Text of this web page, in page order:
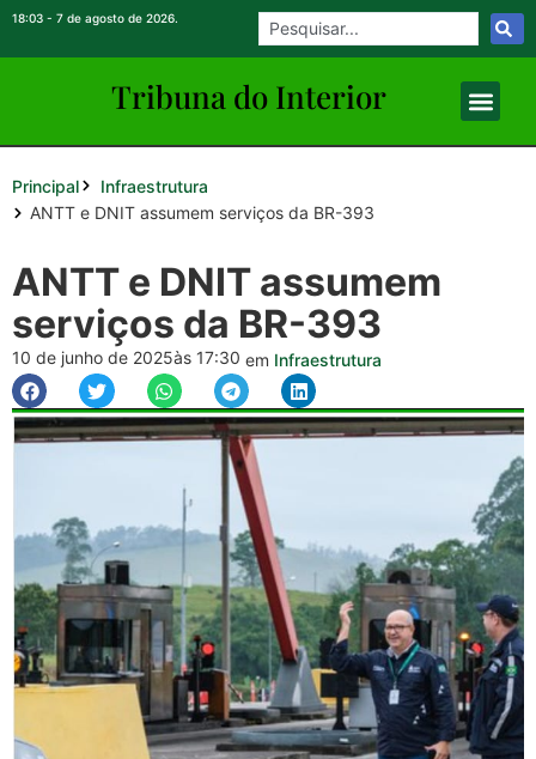
18:03 - 7 de agosto de 2026.
Tribuna do Interior
Principal
Infraestrutura
ANTT e DNIT assumem serviços da BR-393
ANTT e DNIT assumem
serviços da BR-393
10 de junho de 2025às 17:30 em Infraestrutura